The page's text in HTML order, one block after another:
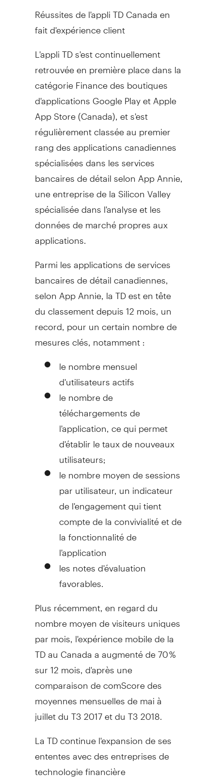
Réussites de l'appli TD Canada en
fait d'expérience client
L'appli TD s'est continuellement
retrouvée en première place dans la
catégorie Finance des boutiques
d'applications Google Play et Apple
App Store (Canada), et s'est
régulièrement classée au premier
rang des applications canadiennes
spécialisées dans les services
bancaires de détail selon App Annie,
une entreprise de la Silicon Valley
spécialisée dans l'analyse et les
données de marché propres aux
applications.
Parmi les applications de services
bancaires de détail canadiennes,
selon App Annie, la TD est en tête
du classement depuis 12 mois, un
record, pour un certain nombre de
mesures clés, notamment :
le nombre mensuel
d'utilisateurs actifs
le nombre de
téléchargements de
l'application, ce qui permet
d'établir le taux de nouveaux
utilisateurs;
le nombre moyen de sessions
par utilisateur, un indicateur
de l'engagement qui tient
compte de la convivialité et de
la fonctionnalité de
l'application
les notes d'évaluation
favorables.
Plus récemment, en regard du
nombre moyen de visiteurs uniques
par mois, l'expérience mobile de la
TD au Canadaa augmenté de 70 %
sur 12 mois, d'après une
comparaison de comScore des
moyennes mensuelles de mai à
juillet du T32017 etdu T3 2018.
La TD continue l'expansion de ses
ententes avec des entreprises de
technologie financière